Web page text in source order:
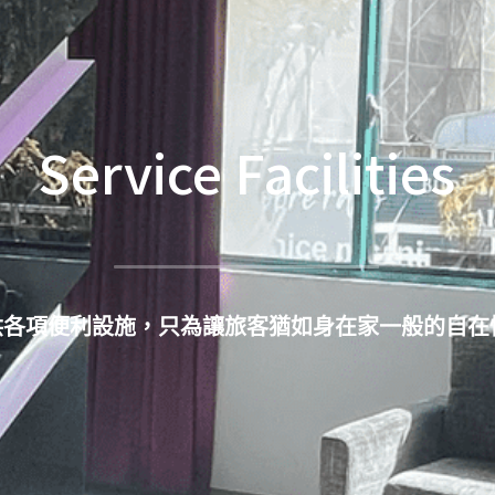
Service Facilities
項便利設施 ，只為讓旅客猶如身在家一般的自